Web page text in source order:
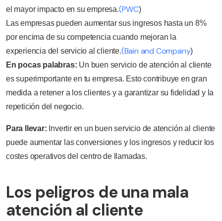
el mayor impacto en su empresa.(PWC)
Las empresas pueden aumentar sus ingresos hasta un 8%
por encima de su competencia cuando mejoran la
experiencia del servicio al cliente.(Bain and Company)
En pocas palabras: Un buen servicio de atención al cliente
es superimportante en tu empresa. Esto contribuye en gran
medida a retener a los clientes y a garantizar su fidelidad y la
repetición del negocio.
Para llevar: Invertir en un buen servicio de atención al cliente
puede aumentar las conversiones y los ingresos y reducir los
costes operativos del centro de llamadas.
Los peligros de una mala
atención al cliente